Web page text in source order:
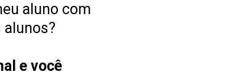
aluno com
e você